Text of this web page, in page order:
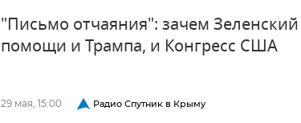
"Письмо отчаяния": зачем
помощи и Трампа, и Конгресс США
29 мая, 15:00 Радио Спутник в Крыму